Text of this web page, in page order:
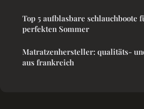
Top 5 aufblasbare schlauchboote
perfekten Sommer
Matratzenhersteller: qualitäts-
aus frankreich